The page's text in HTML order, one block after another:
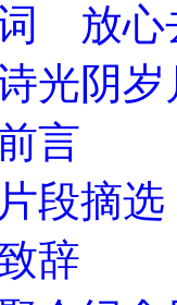
词 放心
光阴岁
言
段摘选
辞